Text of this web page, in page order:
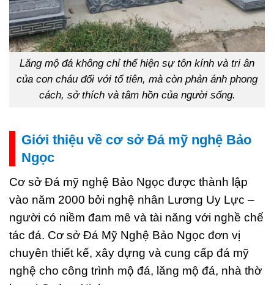
Lăng mộ đá không chỉ thể hiện sự tôn kính và tri ân
của con cháu đối với tổ tiên, mà còn phản ánh phong
cách, sở thích và tâm hồn của người sống.
Giới thiệu về cơ sở Đá mỹ nghệ Bảo
Ngọc
Cơ sở Đá mỹ nghệ Bảo Ngọc được thành lập
vào năm 2000 bởi nghệ nhân Lương Uy Lực –
người có niềm đam mê và tài năng với nghề chế
tác đá. Cơ sở Đá Mỹ Nghệ Bảo Ngọc đơn vị
chuyên thiết kế, xây dựng và cung cấp đá mỹ
nghệ cho công trình mộ đá, lăng mộ đá, nhà thờ